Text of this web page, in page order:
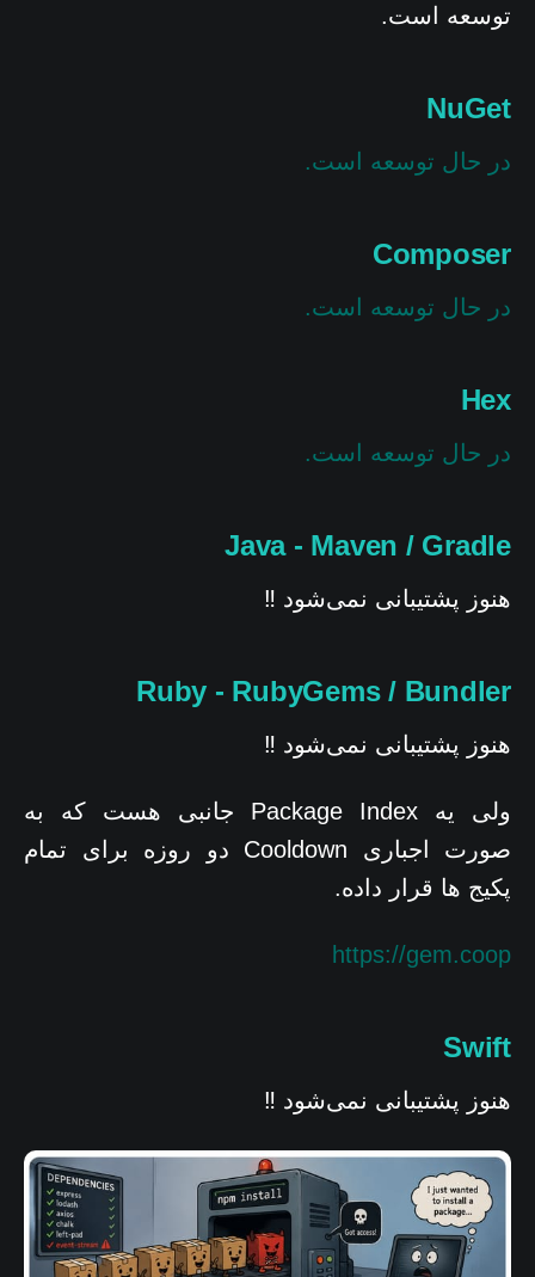
توسعه است.
NuGet
در حال توسعه است.
Composer
در حال توسعه است.
Hex
در حال توسعه است.
Java - Maven / Gradle
هنوز پشتیبانی نمی‌شود ‼️
Ruby - RubyGems / Bundler
هنوز پشتیبانی نمی‌شود ‼️
ولی یه Package Index جانبی هست که به
صورت اجباری Cooldown دو روزه برای تمام
پکیج ها قرار داده.
https://gem.coop
Swift
هنوز پشتیبانی نمی‌شود ‼️